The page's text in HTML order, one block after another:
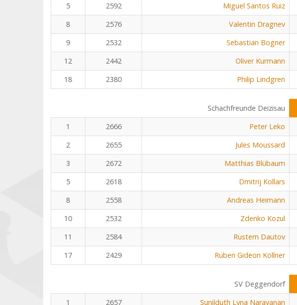
5
2592 Miguel Santos Ruiz
8
2576 Valentin Dragnev
9
2532 Sebastian Bogner
12
2442 Oliver Kurmann
18
2380 Philip Lindgren
Schachfreunde Deizisau
1
2666 Peter Leko
2
2655 Jules Moussard
3
2672 Matthias Blübaum
5
2618 Dmitrij Kollars
8
2558 Andreas Heimann
10
2532 Zdenko Kozul
11
2584 Rustem Dautov
17
2429 Ruben Gideon Köllner
SV Deggendorf
1
2657 Sunilduth Lyna Narayanan